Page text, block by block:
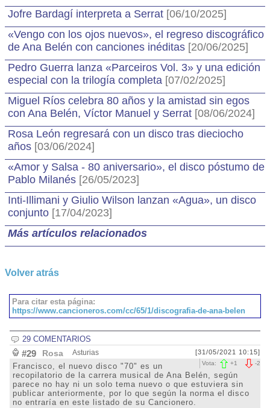
Jofre Bardagí interpreta a Serrat [06/10/2025]
«Vengo con los ojos nuevos», el regreso discográfico
de Ana Belén con canciones inéditas [20/06/2025]
Pedro Guerra lanza «Parceiros Vol. 3» y una edición
especial con la trilogía completa [07/02/2025]
Miguel Ríos celebra 80 años y la amistad sin egos
con Ana Belén, Víctor Manuel y Serrat [08/06/2024]
Rosa León regresará con un disco tras dieciocho
años [03/06/2024]
«Amor y Salsa - 80 aniversario», el disco póstumo de
Pablo Milanés [26/05/2023]
Inti-Illimani y Giulio Wilson lanzan «Agua», un disco
conjunto [17/04/2023]
Más artículos relacionados
Volver atrás
Para citar esta página:
https://www.cancioneros.com/cc/65/1/discografia-de-ana-belen
29 COMENTARIOS
#29 Rosa Asturias [31/05/2021 10:15]
-2
Vota: +1
Francisco, el nuevo disco "70" es un
recopilatorio de la carrera musical de Ana Belén, según
parece no hay ni un solo tema nuevo o que estuviera sin
publicar anteriormente, por lo que según la norma el disco
no entraría en este listado de su Cancionero.